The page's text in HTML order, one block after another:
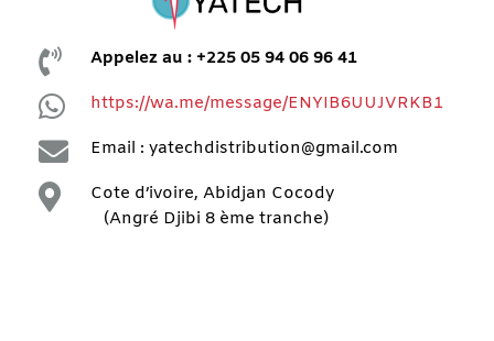
 Appelez au : +225 05 94 06 96 41
 https://wa.me/message/ENYIB6UUJVRKB1
 Email : yatechdistribution@gmail.com

Cote d’ivoire, Abidjan Cocody
(Angré Djibi 8 ème tranche)